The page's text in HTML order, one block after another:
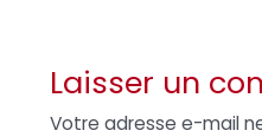
Laisser un
Votre adresse e-mail